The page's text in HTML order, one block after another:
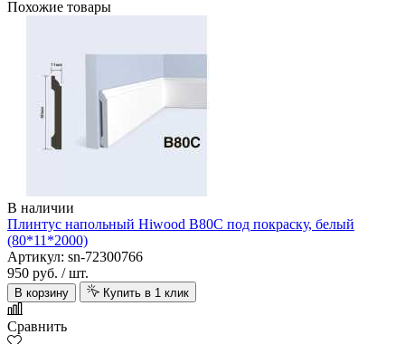
Похожие товары
В наличии
Плинтус напольный Hiwood B80C под покраску, белый
(80*11*2000)
Артикул: sn-72300766
950 руб. / шт.
В корзину Купить в 1 клик
Сравнить